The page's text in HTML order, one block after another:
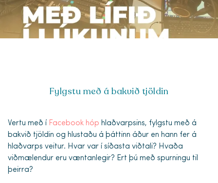
Fylgstu með á bakvið tjöldin
Vertu með í Facebook hóp hlaðvarpsins, fylgstu með á
bakvið tjöldin og hlustaðu á þáttinn áður en hann fer á
hlaðvarps veitur. Hvar var í síðasta viðtali? Hvaða
viðmælendur eru væntanlegir? Ert þú með spurningu til
þeirra?